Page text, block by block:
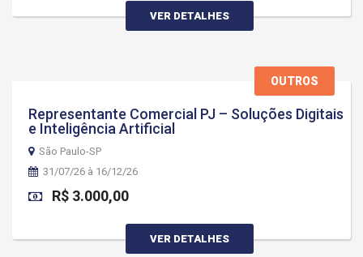
VER DETALHES
OUTROS
Representante Comercial PJ – Soluções Digitais
e Inteligência Artificial
São Paulo-SP
31/07/26 à 16/12/26
R$ 3.000,00
VER DETALHES